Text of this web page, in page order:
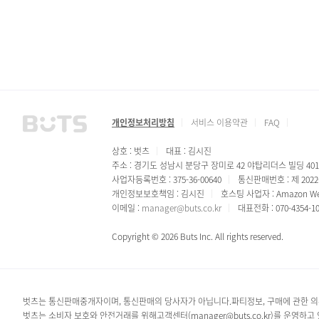
개인정보처리방침 서비스 이용약관 FAQ
상호 : 벗츠
대표 : 김시진
주소 : 경기도 성남시 분당구 장미로 42 야탑리더스 빌딩
사업자등록번호 : 375-36-00640
통신판매번호 : 제
개인정보보호책임 : 김시진
호스팅 사업자 : Amazon
이메일 : manager@buts.co.kr 대표전화 : 070-4354-
Copyright © 2026 Buts Inc. All rights reserved.
벗츠는 통신판매중개자이며, 통신판매의 당사자가 아닙니다.파티정보, 구매에 관한
벗츠는 소비자 보호와 안전거래를 위해고객센터(manager@buts.co.kr)를 운영하